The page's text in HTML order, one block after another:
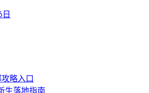
略入口
生落地指南